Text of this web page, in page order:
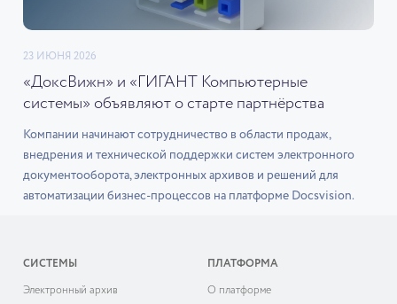
23 ИЮНЯ 2026
«ДоксВижн» и «ГИГАНТ Компьютерные
системы» объявляют о старте партнёрства
Компании начинают сотрудничество в области продаж,
внедрения и технической поддержки систем электронного
документооборота, электронных архивов и решений для
автоматизации бизнес-процессов на платформе Docsvision.
СИСТЕМЫ
Электронный архив
ПЛАТФОРМА
О платформе